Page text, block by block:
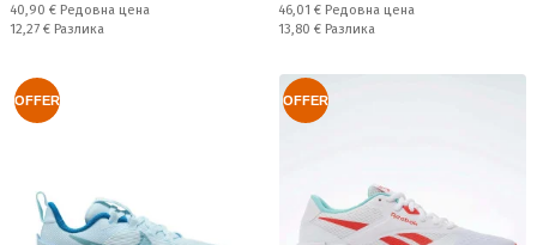
Редовна цена:
40,90 € Редовна цена
Спестявате:
12,27 € Разлика
Редовна цена:
46,01 € Редовна цена
Спестявате:
13,80 € Разлика
OFFER OFFER